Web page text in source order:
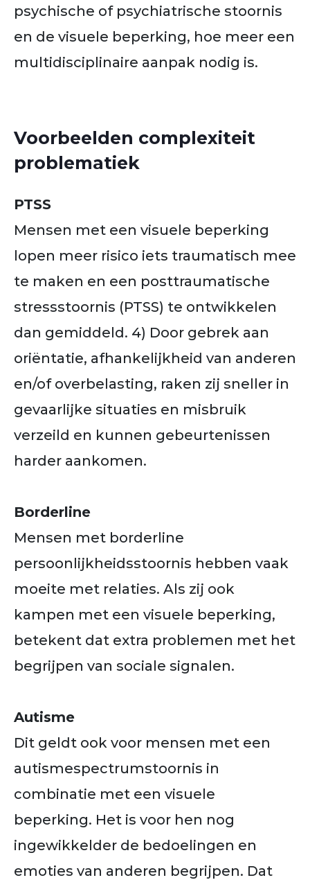
psychische of psychiatrische stoornis
en de visuele beperking, hoe meer een
multidisciplinaire aanpak nodig is.
Voorbeelden complexiteit
problematiek
PTSS
Mensen met een visuele beperking
lopen meer risico iets traumatisch mee
te maken en een posttraumatische
stressstoornis (PTSS) te ontwikkelen
dan gemiddeld. 4) Door gebrek aan
oriëntatie, afhankelijkheid van anderen
en/of overbelasting, raken zij sneller in
gevaarlijke situaties en misbruik
verzeild en kunnen gebeurtenissen
harder aankomen.
Borderline
Mensen met borderline
persoonlijkheidsstoornis hebben vaak
moeite met relaties. Als zij ook
kampen met een visuele beperking,
betekent dat extra problemen met het
begrijpen van sociale signalen.
Autisme
Dit geldt ook voor mensen met een
autismespectrumstoornis in
combinatie met een visuele
beperking. Het is voor hen nog
ingewikkelder de bedoelingen en
emoties van anderen begrijpen. Dat